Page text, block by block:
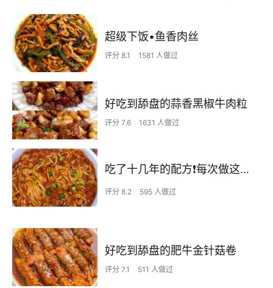
超级下饭•鱼香肉丝
评分 8.1 1581 人做过
好吃到舔盘的蒜香黑椒牛肉粒
评分 7.6 1631 人做过
吃了十几年的配方❗️每次做这至少吃2碗
评分 8.2 595 人做过
好吃到舔盘的肥牛金针菇卷
评分 7.1 511 人做过